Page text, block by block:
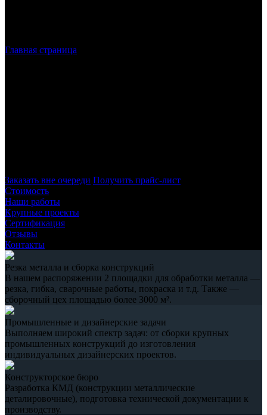
Главная страница
Заказать вне очереди Получить прайс-лист
Стоимость
Наши работы
Крупные проекты
Сертификация
Отзывы
Контакты
Резка металла и сборка конструкций
В нашем распоряжении 2 площадки для обработки металла —
резка, гибка, сварочные работы, покраска и т.д. Также —
сборочный цех площадью более 3000 м².
Промышленные и дизайнерские задачи
Выполняем широкий спектр задач: от сборки крупных
промышленных конструкций до изготовления
индивидуальных дизайнерских проектов.
Конструкторское бюро
Разработка КМД (конструкции металлические
деталировочные), подготовка технической документации к
производству.